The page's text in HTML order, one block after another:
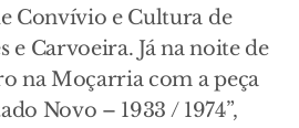
Convívio e Cultura de
e Carvoeira. Já na noite de
na Moçarria com a peça
Novo – 1933 / 1974”,